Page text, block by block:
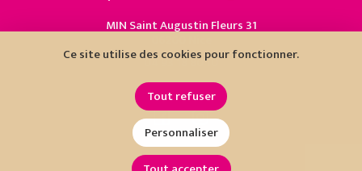
MIN Saint Augustin Fleurs 31
04 93 18 80 10
Ce site utilise des cookies pour fonctionner.
Tout refuser
Personnaliser